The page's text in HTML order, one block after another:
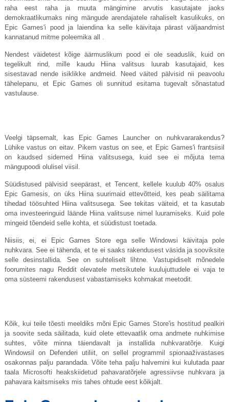
raha eest raha ja muuta mängimine arvutis kasutajate jaoks
demokraatlikumaks ning mängude arendajatele rahaliselt kasulikuks, on
Epic Games'i pood ja laiendina ka selle käivitaja pärast väljaandmist
kannatanud mitme poleemika all .
Nendest väidetest kõige äärmuslikum pood ei ole seaduslik, kuid on
tegelikult rind, mille kaudu Hiina valitsus luurab kasutajaid, kes
sisestavad nende isiklikke andmeid. Need väited pälvisid nii peavoolu
tähelepanu, et Epic Games oli sunnitud esitama tugevalt sõnastatud
vastulause.
Veelgi täpsemalt, kas Epic Games Launcher on nuhkvararakendus?
Lühike vastus on eitav. Pikem vastus on see, et Epic Games'i frantsiisil
on kaudsed sidemed Hiina valitsusega, kuid see ei mõjuta tema
mängupoodi olulisel viisil.
Süüdistused pälvisid seepärast, et Tencent, kellele kuulub 40% osalus
Epic Gamesis, on üks Hiina suurimaid ettevõtteid, kes peab säilitama
tihedad töösuhted Hiina valitsusega. See tekitas väiteid, et ta kasutab
oma investeeringuid läände Hiina valitsuse nimel luuramiseks. Kuid pole
mingeid tõendeid selle kohta, et süüdistust toetada.
Niisiis, ei, ei Epic Games Store ega selle Windowsi käivitaja pole
nuhkvara. See ei tähenda, et te ei saaks rakendusest väsida ja sooviksite
selle desinstallida. See on suhteliselt lihtne. Vastupidiselt mõnedele
foorumites nagu Reddit olevatele metsikutele kuulujuttudele ei vaja te
oma süsteemi rakendusest vabastamiseks kohmakat meetodit.
Kõik, kui teile tõesti meeldiks mõni Epic Games Store'is hostitud pealkiri
ja soovite seda säilitada, kuid olete ettevaatlik oma andmete nuhkimise
suhtes, võite minna täiendavalt ja installida nuhkvaratõrje. Kuigi
Windowsil on Defenderi utiliit, on sellel programmil spionaaživastases
osakonnas palju parandada. Võite teha palju halvemini kui kulutada paar
taala Microsofti heakskiidetud pahavaratõrjele agressiivse nuhkvara ja
pahavara kaitsmiseks mis tahes ohtude eest kõikjalt.